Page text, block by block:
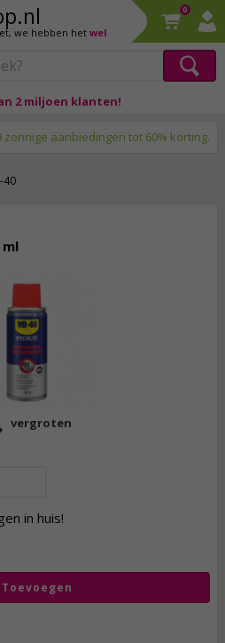
we hebben het wel
0
2 miljoen klanten!
zonnige aanbiedingen tot 60% korting.
40
vergroten
in huis!
Toevoegen